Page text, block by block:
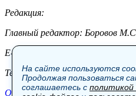
Редакция:
Главный редактор: Боровов
E-mail: site@vestnik.net,
Тел.: +7 (921) 720-00-97
Общество Экономика
На сайте используются
Продолжая пользоваться
соглашаетесь с политикой